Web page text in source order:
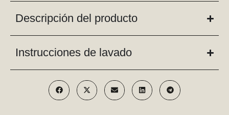
Descripción del producto
Instrucciones de lavado